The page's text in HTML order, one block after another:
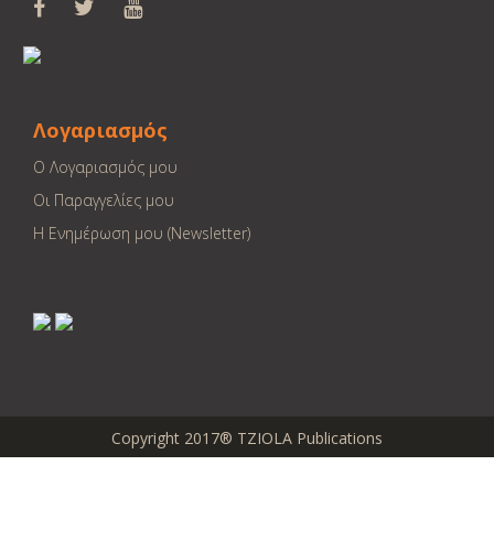
Λογαριασμός
Ο Λογαριασμός μου
Οι Παραγγελίες μου
Η Ενημέρωση μου (Newsletter)
Copyright 2017® TZIOLA Publications